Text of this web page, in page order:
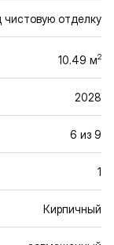
чистовую отделку
10.49 м2
2028
6 из 9
1
Кирпичный